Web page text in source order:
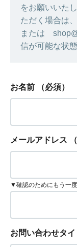
をお願いいた
ただく場合は
または
信が可能な状
お名前 （必須）
メールアドレス
▼確認のためにもう一
お問い合わせタ